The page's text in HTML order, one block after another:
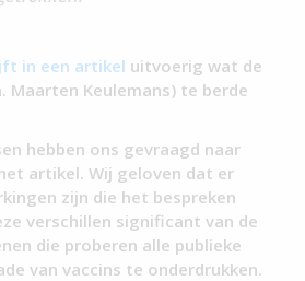
in een artikel uitvoerig wat de
Maarten Keulemans) te berde
hebben ons gevraagd naar
artikel. Wij geloven dat er
zijn die het bespreken
verschillen significant van de
die proberen alle publieke
van vaccins te onderdrukken.